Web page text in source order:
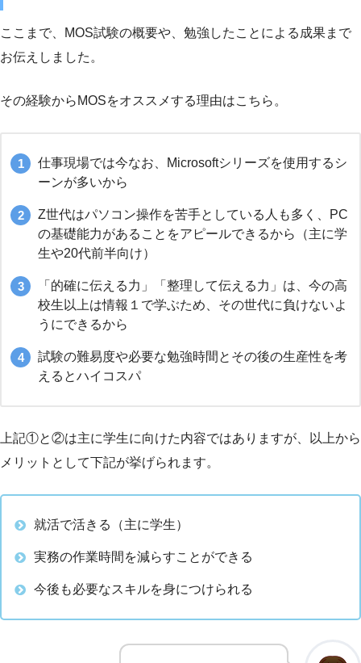
ここまで、MOS試験の概要や、勉強したことによる成果まで
お伝えしました。
その経験からMOSをオススメする理由はこちら。
仕事現場では今なお、Microsoftシリーズを使用するシ
ーンが多いから
Z世代はパソコン操作を苦手としている人も多く、PC
の基礎能力があることをアピールできるから（主に学
生や20代前半向け）
「的確に伝える力」「整理して伝える力」は、今の高
校生以上は情報１で学ぶため、その世代に負けないよ
うにできるから
試験の難易度や必要な勉強時間とその後の生産性を考
えるとハイコスパ
上記①と②は主に学生に向けた内容ではありますが、以上から
メリットとして下記が挙げられます。
就活で活きる（主に学生）
実務の作業時間を減らすことができる
今後も必要なスキルを身につけられる